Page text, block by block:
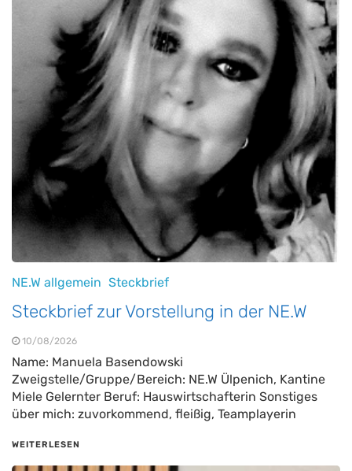
NE.W allgemein Steckbrief
Steckbrief zur Vorstellung in der NE.W
10/08/2026
Name: Manuela Basendowski
Zweigstelle/Gruppe/Bereich: NE.W Ülpenich, Kantine
Miele Gelernter Beruf: Hauswirtschafterin Sonstiges
über mich: zuvorkommend, fleißig, Teamplayerin
WEITERLESEN